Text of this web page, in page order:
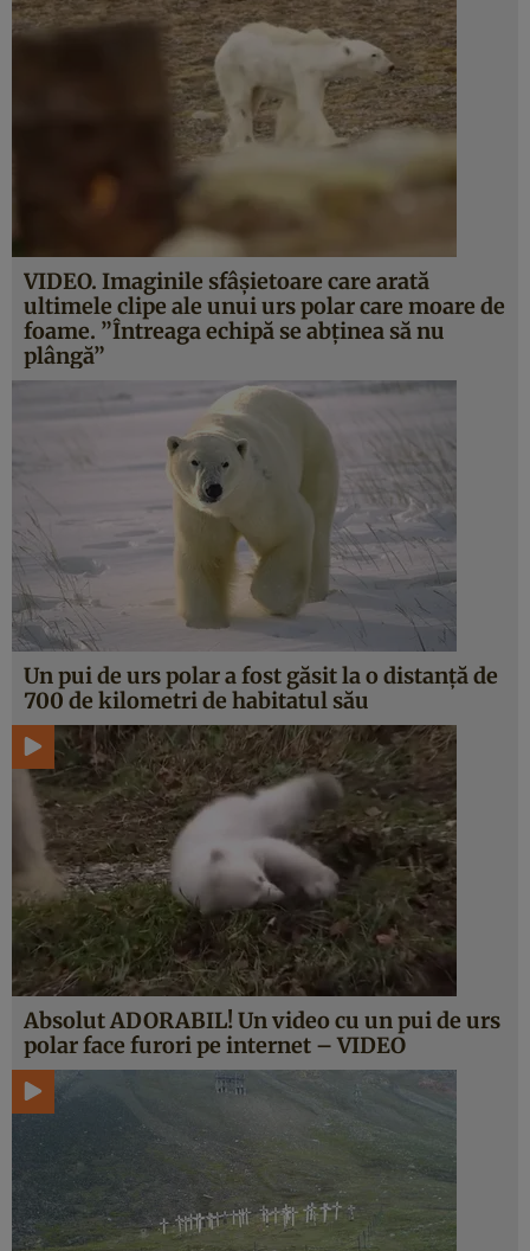
VIDEO. Imaginile sfâşietoare care arată
ultimele clipe ale unui urs polar care moare de
foame. ”Întreaga echipă se abţinea să nu
plângă”
Un pui de urs polar a fost găsit la o distanţă de
700 de kilometri de habitatul său
Absolut ADORABIL! Un video cu un pui de urs
polar face furori pe internet – VIDEO